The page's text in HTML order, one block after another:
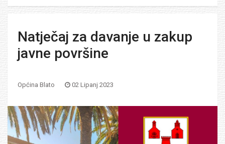
Natječaj za davanje u zakup
javne površine
Općina Blato 02 Lipanj 2023